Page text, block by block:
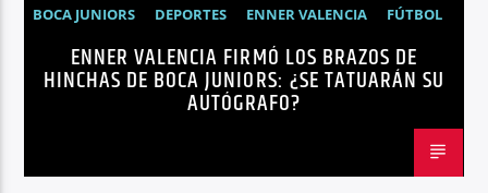
BOCA JUNIORS DEPORTES ENNER VALENCIA
FÚTBOL
NOTICIASENNER VALENCIA FIRMÓ LOS BRAZOS DE
HINCHAS DE BOCA JUNIORS: ¿SE TATUARÁN SU
AUTÓGRAFO?